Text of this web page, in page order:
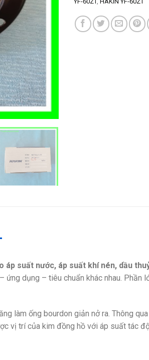
áp suất nước, áp suất khí nén, dầu
ứng dụng – tiêu chuẩn khác nhau.
làm ống bourdon giản nở ra. Thông
vị trí của kim đồng hồ với áp suất tác